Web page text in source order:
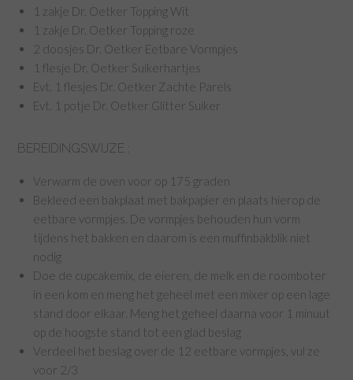
1 zakje Dr. Oetker Topping Wit
1 zakje Dr. Oetker Topping roze
2 doosjes Dr. Oetker Eetbare Vormpjes
1 flesje Dr. Oetker Suikerhartjes
Evt. 1 flesjes Dr. Oetker Zachte Parels
Evt. 1 potje Dr. Oetker Glitter Suiker
BEREIDINGSWIJZE :
Verwarm de oven voor op 175 graden
Bekleed een bakplaat met bakpapier en plaats hierop de
eetbare vormpjes. De vormpjes behouden hun vorm
tijdens het bakken en daarom is een muffinbakblik niet
nodig
Doe de cupcakemix, de eieren, de melk en de roomboter
in een kom en meng het geheel met een mixer op een lage
stand door elkaar. Meng het geheel daarna voor 1 minuut
op de hoogste stand tot een glad beslag
Verdeel het beslag over de 12 eetbare vormpjes, vul ze
voor 2/3